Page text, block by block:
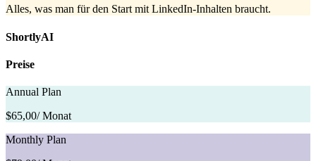
Alles, was man für den Start mit LinkedIn-Inhalten braucht.
ShortlyAI
Preise
Annual Plan
$65,00/ Monat
Monthly Plan